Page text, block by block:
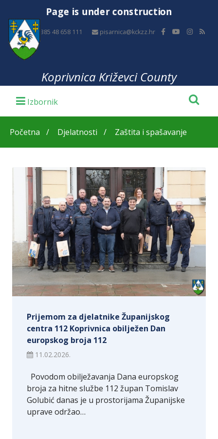
Page is under construction
+385 48 658 111 pisarnica@kckzz.hr
Koprivnica Križevci County
Početna Djelatnosti Zaštita i spašavanje
Prijemom za djelatnike Županijskog
centra 112 Koprivnica obilježen Dan
europskog broja 112
11.02.2026.
Povodom obilježavanja Dana europskog
broja za hitne službe 112 župan Tomislav
Golubić danas je u prostorijama Županijske
uprave održao…